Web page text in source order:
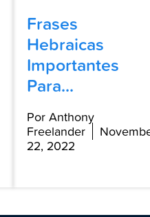
Frases
Hebraicas
Importantes
Para...
Por Anthony
Freelander
22, 2022